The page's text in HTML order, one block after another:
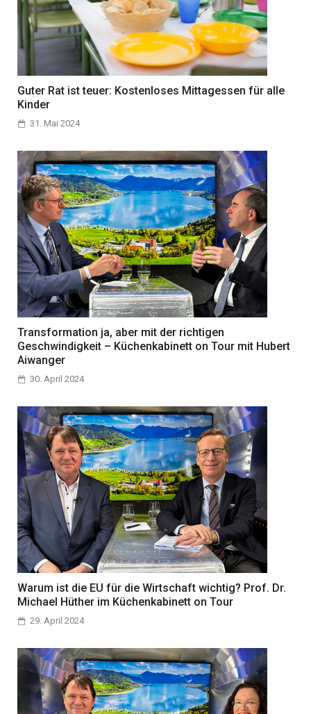
Guter Rat ist teuer: Kostenloses Mittagessen für alle
Kinder
31. Mai 2024
Transformation ja, aber mit der richtigen
Geschwindigkeit – Küchenkabinett on Tour mit Hubert
Aiwanger
30. April 2024
Warum ist die EU für die Wirtschaft wichtig? Prof. Dr.
Michael Hüther im Küchenkabinett on Tour
29. April 2024